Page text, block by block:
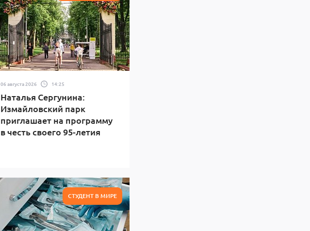
06 августа 2026 14:25
Наталья Сергунина:
Измайловский парк
приглашает на программу
в честь своего 95-летия
СТУДЕНТ В МИРЕ